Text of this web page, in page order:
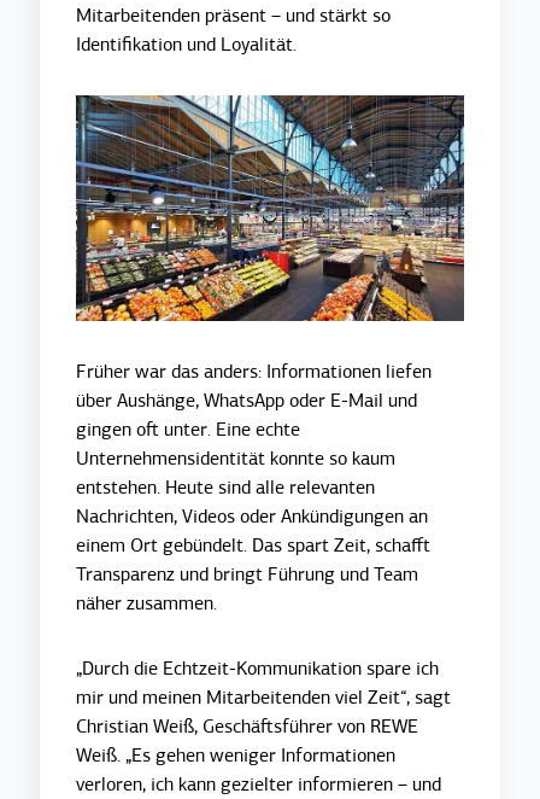
Mitarbeitenden präsent – und stärkt so
Identifikation und Loyalität.
Früher war das anders: Informationen liefen
über Aushänge, WhatsApp oder E-Mail und
gingen oft unter. Eine echte
Unternehmensidentität konnte so kaum
entstehen. Heute sind alle relevanten
Nachrichten, Videos oder Ankündigungen an
einem Ort gebündelt. Das spart Zeit, schafft
Transparenz und bringt Führung und Team
näher zusammen.
„Durch die Echtzeit-Kommunikation spare ich
mir und meinen Mitarbeitenden viel Zeit“, sagt
Christian Weiß, Geschäftsführer von REWE
Weiß. „Es gehen weniger Informationen
verloren, ich kann gezielter informieren – und